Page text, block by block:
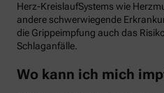
Herz-KreislaufSystems wie
andere schwerwiegende
die Grippeimpfung auch das
Schlaganfälle.
Wo kann ich mich